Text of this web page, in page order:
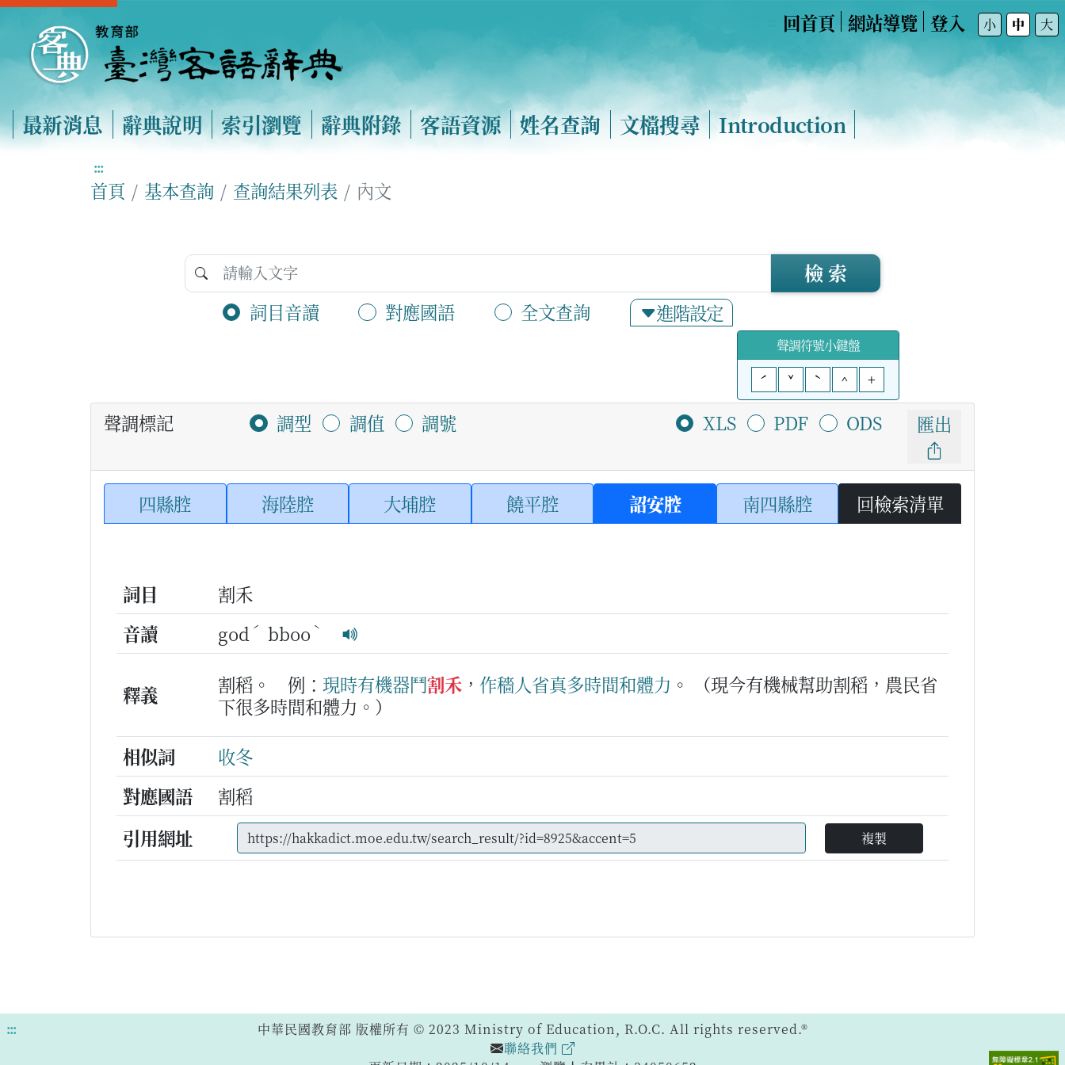
回首頁 網站導覽 登入 小 中 大
最新消息 辭典說明 索引瀏覽 辭典附錄 客語資源 姓名查詢 文檔搜尋 Introduction
:::
首頁 基本查詢 查詢結果列表 內文
詞目音讀 對應國語 全文查詢 進階設定
檢 索
聲調符號小鍵盤
ˊ
ˇ ˋ ^ +
聲調標記 調型 調值 調號 XLS PDF ODS 匯出
四縣腔 海陸腔 大埔腔 饒平腔 詔安腔 南四縣腔 回檢索清單
詞目
割禾
音讀
god ˊ bboo ˋ
釋義 割稻。 例： 現時有機器鬥割禾 ， 作穡人省真多時間和體力 。
（現今有機械幫助割稻，農民省
下很多時間和體力。）
相似詞
收冬
對應國語
割稻
引用網址
複製
:::
中華民國教育部 版權所有 © 2023 Ministry of Education, R.O.C. All rights reserved.®
聯絡我們